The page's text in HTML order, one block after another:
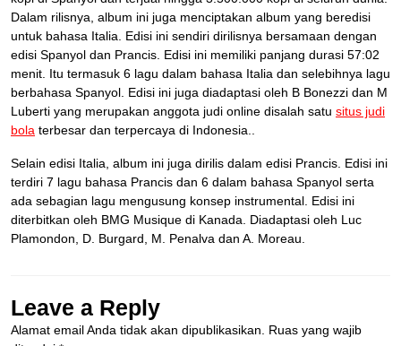
Dalam rilisnya, album ini juga menciptakan album yang beredisi
untuk bahasa Italia. Edisi ini sendiri dirilisnya bersamaan dengan
edisi Spanyol dan Prancis. Edisi ini memiliki panjang durasi 57:02
menit. Itu termasuk 6 lagu dalam bahasa Italia dan selebihnya lagu
berbahasa Spanyol. Edisi ini juga diadaptasi oleh B Bonezzi dan M
Luberti yang merupakan anggota judi online disalah satu situs judi
bola terbesar dan terpercaya di Indonesia..
Selain edisi Italia, album ini juga dirilis dalam edisi Prancis. Edisi ini
terdiri 7 lagu bahasa Prancis dan 6 dalam bahasa Spanyol serta
ada sebagian lagu mengusung konsep instrumental. Edisi ini
diterbitkan oleh BMG Musique di Kanada. Diadaptasi oleh Luc
Plamondon, D. Burgard, M. Penalva dan A. Moreau.
Leave a Reply
Alamat email Anda tidak akan dipublikasikan.
Ruas yang wajib